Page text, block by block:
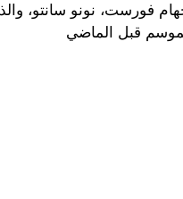
فورست، نونو سانتو،